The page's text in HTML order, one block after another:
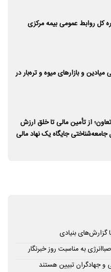
کل روابط عمومی بیمه مرکزی
و بازارهای میوه و تره‌بار در
از تأمین مالی تا خلق ارزش
جامعه‌شناختی جایگاه یک نهاد مالی
گزارش‌های بنیادی
به مناسبت روز خبرنگار
و جهادگران تبیین هستند